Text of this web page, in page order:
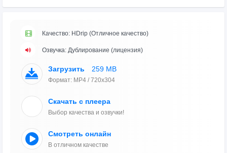
Качество: HDrip (Отличное качество)
Озвучка: Дублирование (лицензия)
Загрузить 259 MB
Формат: MP4 / 720x304
Скачать с плеера
Выбор качества и озвучки!
Смотреть онлайн
В отличном качестве